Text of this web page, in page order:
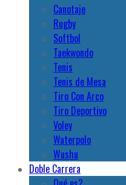
Canotaje
Rugby
Softbol
Taekwondo
Tenis
Tenis de Mesa
Tiro Con Arco
Tiro Deportivo
Voley
Waterpolo
Wushu
Doble Carrera